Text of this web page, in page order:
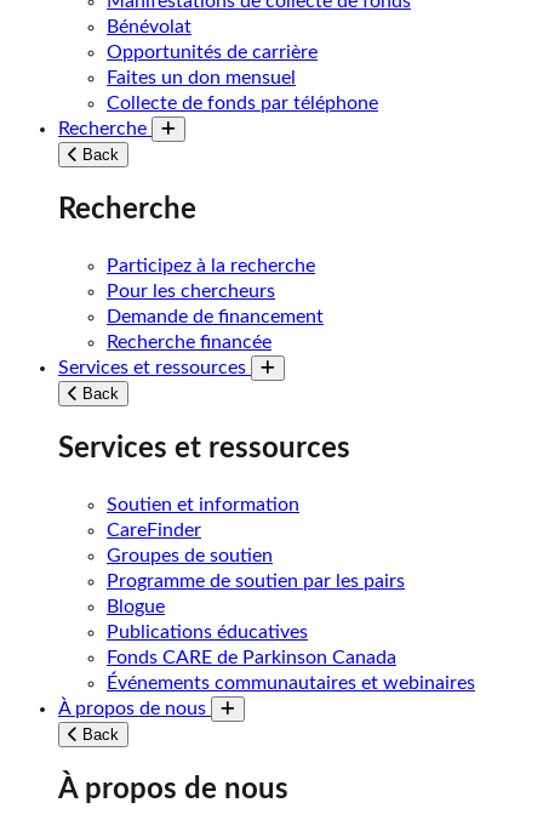
Bénévolat
Opportunités de carrière
Faites un don mensuel
Collecte de fonds par téléphone
Recherche
Toggle submenu
Back
Recherche
Participez à la recherche
Pour les chercheurs
Demande de financement
Recherche financée
Services et ressources
Toggle submenu
Back
Services et ressources
Soutien et information
CareFinder
Groupes de soutien
Programme de soutien par les pairs
Blogue
Publications éducatives
Fonds CARE de Parkinson Canada
Événements communautaires et webinaires
À propos de nous
Toggle submenu
Back
À propos de nous